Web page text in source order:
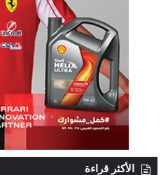
الأكثر قراءة